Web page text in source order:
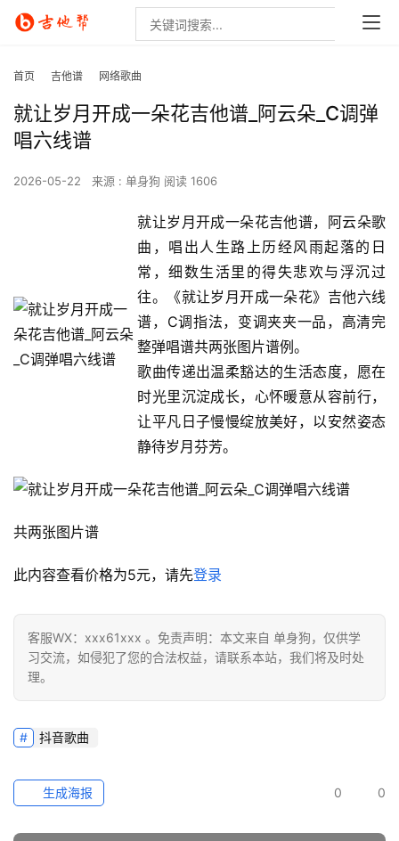
首页 吉他谱 网络歌曲
就让岁月开成一朵花吉他谱_阿云朵_C调弹
唱六线谱
2026-05-22 来源 : 单身狗 阅读 1606
就让岁月开成一朵花吉他谱，阿云朵歌
曲，唱出人生路上历经风雨起落的日
常，细数生活里的得失悲欢与浮沉过
往。《就让岁月开成一朵花》吉他六线
谱，C调指法，变调夹夹一品，高清完
整弹唱谱共两张图片谱例。
歌曲传递出温柔豁达的生活态度，愿在
时光里沉淀成长，心怀暖意从容前行，
让平凡日子慢慢绽放美好，以安然姿态
静待岁月芬芳。
共两张图片谱
此内容查看价格为5元，请先登录
客服WX：xxx61xxx 。免责声明：本文来自 单身狗，仅供学
习交流，如侵犯了您的合法权益，请联系本站，我们将及时处
理。
抖音歌曲
0 0
生成海报